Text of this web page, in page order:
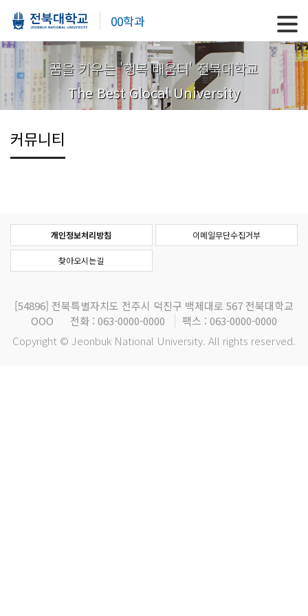
00학과
꿈을 키우는 '행복 배움터' 전북대학교
The Best Glocal University
커뮤니티
개인정보처리방침 이메일무단수집거부
찾아오시는길
[54896] 전북특별자치도 전주시 덕진구 백제대로 567 전북대학교
OOO
전화 : 063-0000-0000
팩스 : 063-0000-0000
Copyright © Jeonbuk National University. All rights reserved.